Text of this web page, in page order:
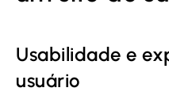
Usabilidade e
usuário